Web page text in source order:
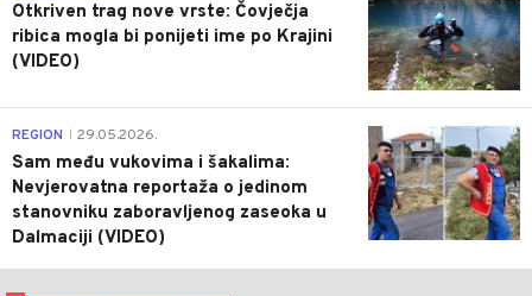
Otkriven trag nove vrste: Čovječja
ribica mogla bi ponijeti ime po Krajini
(VIDEO)
0
REGION 29.05.2026.
Sam među vukovima i šakalima:
Nevjerovatna reportaža o jedinom
stanovniku zaboravljenog zaseoka u
Dalmaciji (VIDEO)